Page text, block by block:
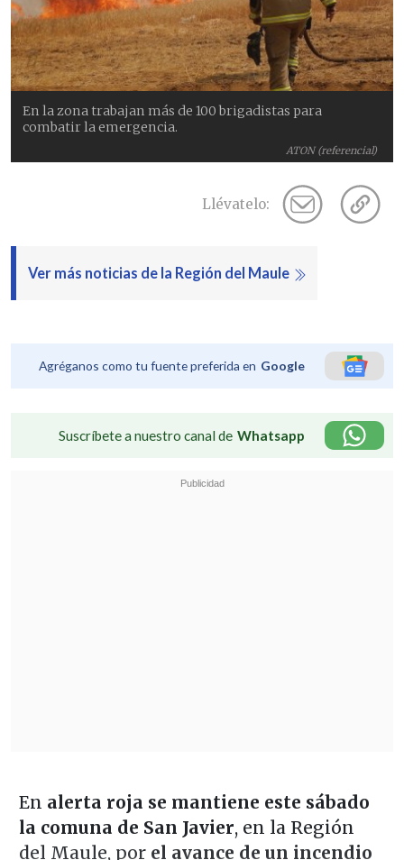
ATON (referencial)
En la zona trabajan más de 100 brigadistas para
combatir la emergencia.
Llévatelo:
Ver más noticias de la Región del Maule
Agréganos como tu fuente preferida en Google
Suscríbete a nuestro canal de Whatsapp
En alerta roja se mantiene este sábado
la comuna de San Javier, en la Región
del Maule, por el avance de un incendio